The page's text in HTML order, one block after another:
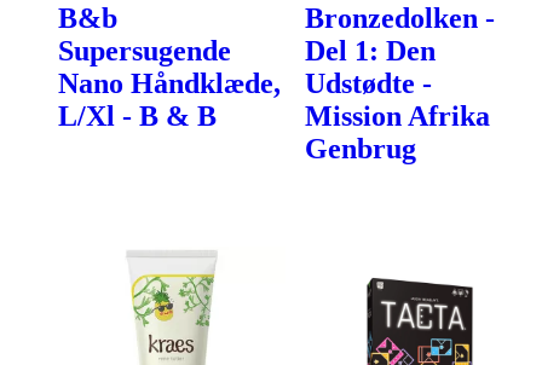
B&b
Supersugende
Nano Håndklæde,
L/Xl - B & B
Bronzedolken -
Del 1: Den
Udstødte -
Mission Afrika
Genbrug